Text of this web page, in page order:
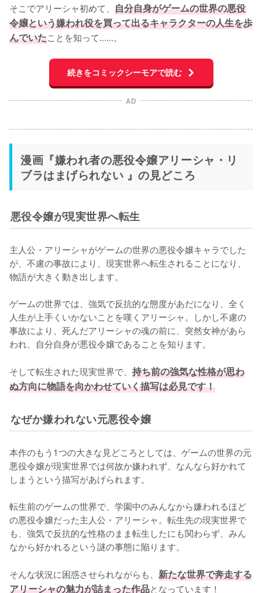
そこでアリーシャ初めて、 自分自身がゲームの世界の悪役
令嬢という嫌われ役を買って出るキャラクターの人生を歩
んでいた
続きをコミックシーモアで読む
AD
漫画『嫌われ者の悪役令嬢アリーシャ・リ
ブラはまげられない 』の見どころ
悪役令嬢が現実世界へ転生
主人公・アリーシャがゲームの世界の悪役令嬢キャラでした
が、不慮の事故により、現実世界へ転生されることになり、
物語が大きく動き出します。
ゲームの世界では、強気で反抗的な態度があだになり、全く
人生が上手くいかないことを嘆くアリーシャ。しかし不慮の
事故により、死んだアリーシャの魂の前に、突然女神があら
われ、自分自身が悪役令嬢であることを知ります。
そして転生された現実世界で、 持ち前の強気な性格が思わ
ぬ方向に物語を向かわせていく描写は必見です！
なぜか嫌われない元悪役令嬢
本作のもう1つの大きな見どころとしては、ゲームの世界の元
悪役令嬢が現実世界では何故か嫌われず、なんなら好かれて
しまうという描写があげられます。
転生前のゲームの世界で、学園中のみんなから嫌われるほど
の悪役令嬢だった主人公・アリーシャ。転生先の現実世界で
も、強気で反抗的な性格のまま転生したにも関わらず、みん
なから好かれるという謎の事態に陥ります。
そんな状況に困惑させられながらも、 新たな世界で奔走する
アリーシャの魅力が詰まった作品となっています！